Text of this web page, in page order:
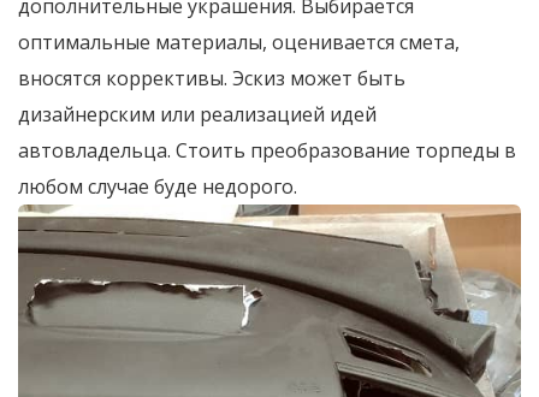
дополнительные украшения. Выбирается
оптимальные материалы, оценивается смета,
вносятся коррективы. Эскиз может быть
дизайнерским или реализацией идей
автовладельца. Стоить преобразование торпеды в
любом случае буде недорого.